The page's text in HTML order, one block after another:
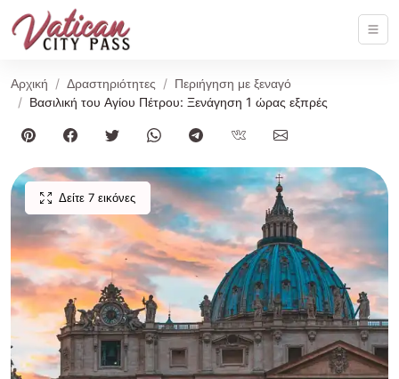
Αρχική Δραστηριότητες
Περιήγηση με ξεναγό
Βασιλική του Αγίου Πέτρου: Ξενάγηση 1 ώρας εξπρές
Δείτε 7 εικόνες